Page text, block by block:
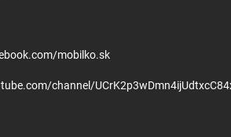
mobilko.sk
channel/